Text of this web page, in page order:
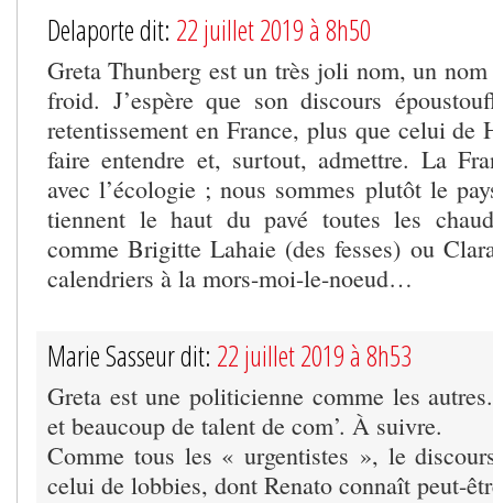
Delaporte dit: 22 juillet 2019 à 8h50
Greta Thunberg est un très joli nom, un
froid. J’espère que son discours
retentissement en France, plus que celui de
faire entendre et, surtout, admettre. La
avec l’écologie ; nous sommes plutôt le
tiennent le haut du pavé toutes les
comme Brigitte Lahaie (des fesses) ou
calendriers à la mors-moi-le-noeud…
Marie Sasseur dit: 22 juillet 2019 à 8h53
Greta est une politicienne comme les
et beaucoup de talent de com’. À suivre.
Comme tous les « urgentistes », le
celui de lobbies, dont Renato connaît peut-